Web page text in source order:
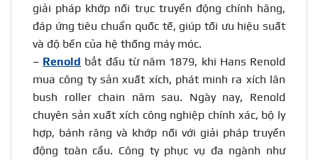
giải pháp khớp nối trục truyền động chính hãng,
đáp ứng tiêu chuẩn quốc tế, giúp tối ưu hiệu suất
và độ bền của hệ thống máy móc.
– Renold bắt đầu từ năm 1879, khi Hans Renold
mua công ty sản xuất xích, phát minh ra xích lăn
bush roller chain năm sau. Ngày nay, Renold
chuyên sản xuất xích công nghiệp chính xác, bộ ly
hợp, bánh răng và khớp nối với giải pháp truyền
động toàn cầu. Công ty phục vụ đa ngành như